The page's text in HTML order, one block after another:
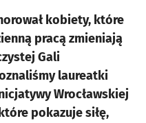
kobiety, które
pracą zmieniają
Gali
laureatki
Wrocławskiej
pokazuje siłę,